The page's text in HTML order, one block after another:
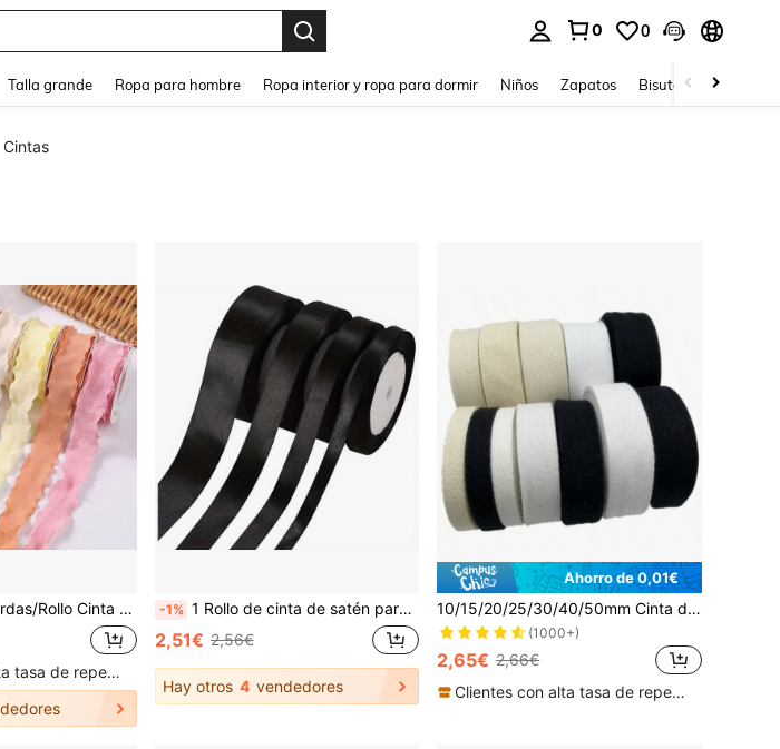
0 0
Talla grande Ropa para hombre Ropa interior y ropa para dormir Niños Zapatos Bisutería Y
Cintas
Cinta para Empaquetado de Ramos de Flores y Pasteles, Materiales DIY Hechos a Mano, Decoración para Boda, Fiesta de Cumpleaños, Regalo, Minimalista
Clientes con alta tasa de repetición
-1% 1 Rollo de cinta de satén para hacer lazos hechos a mano, manualidades, decoración de boda y Navidad, DIY, tarjetas y envoltura de regalos
2,51€ 2,56€
Hay otros 4 vendedores
Ahorro de 0,01€
10/15/20/25/30/40/50mm Cinta de espiga para decoración de fiesta, Navidad, boda, DIY, costura, telas, artesanías
(1000+)
2,65€ 2,66€
Clientes con alta tasa de repetición